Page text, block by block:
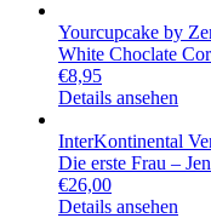
Yourcupcake by
White Choclate
€8,95
Details ansehen
InterKontinental
Die erste Frau –
€26,00
Details ansehen